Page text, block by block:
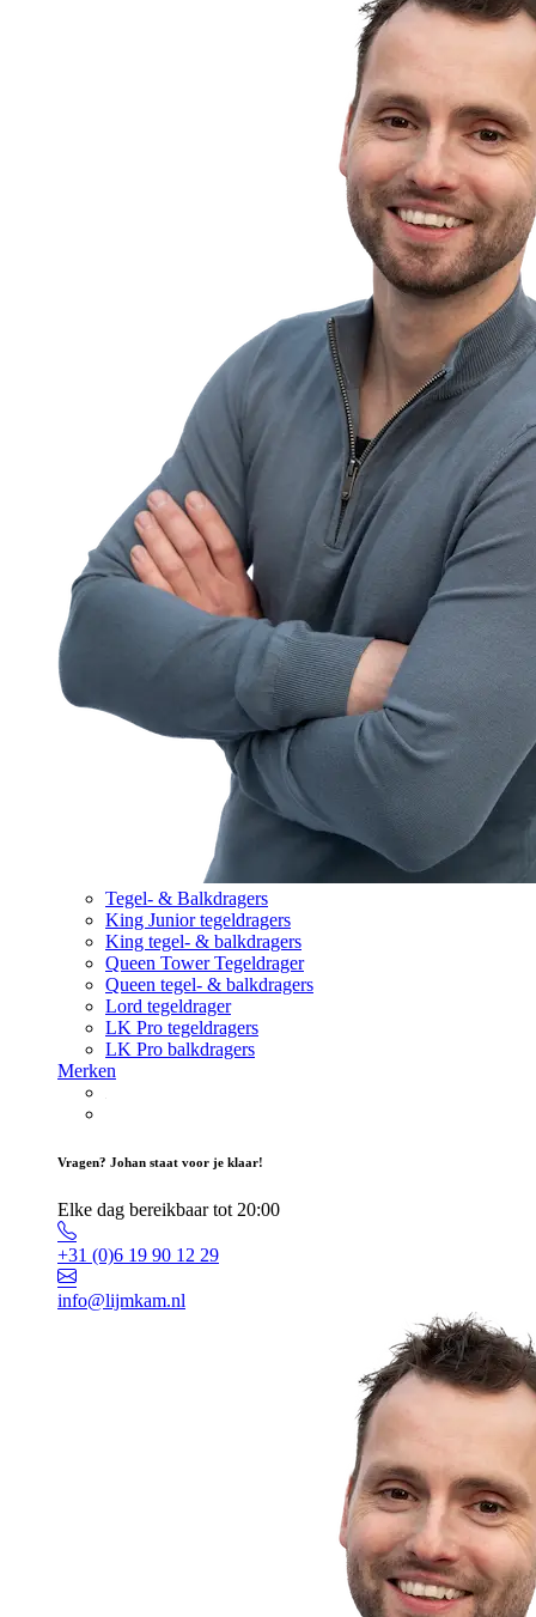
Tegel- & Balkdragers
King Junior tegeldragers
King tegel- & balkdragers
Queen Tower Tegeldrager
Queen tegel- & balkdragers
Lord tegeldrager
LK Pro tegeldragers
LK Pro balkdragers
Merken
Vragen? Johan staat voor je klaar!
Elke dag bereikbaar tot 20:00
+31 (0)6 19 90 12 29
info@lijmkam.nl